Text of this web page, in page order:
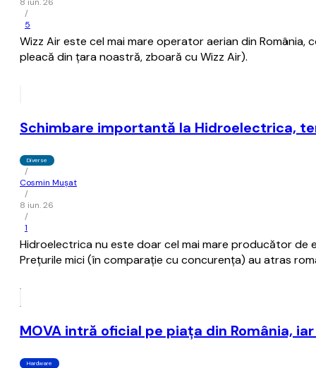
/
5
Wizz Air este cel mai mare operator aerian din
pleacă din ţara noastră, zboară cu Wizz Air).
Schimbare importantă la Hidroelectrica,
Diverse
/
Cosmin Mușat
/
8 iun. 26
/
1
Hidroelectrica nu este doar cel mai mare producător de
Preţurile mici (în comparaţie cu concurenţa) au atras
MOVA intră oficial pe piața din România,
Hardware